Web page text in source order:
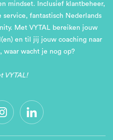
mindset. Inclusief klantbeheer,
fantastisch Nederlands
Met VYTAL bereiken jouw
en til jij jouw coaching naar
waar wacht je nog op?
VYTAL!